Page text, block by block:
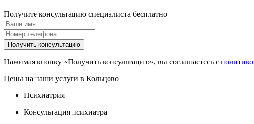
Получите консультацию специалиста бесплатно
Получить консультацию
Нажимая кнопку «Получить консультацию», вы соглашаетесь с
Цены на наши услуги в Кольцово
Психиатрия
Консультация психиатра